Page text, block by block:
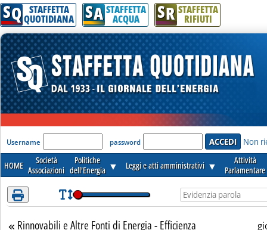
Attenzione! Esegui l'accesso per lèggere interamente la notizia.
SQ STAFFETTA
QUOTIDIANA SA STAFFETTA
ACQUA SR STAFFETTA
RIFIUTI
'Modulo Login per accedere'
Username password Non
HOME
Società
Associazioni
Politiche
dell'Energia ▼ Leggi e atti amministrativi ▼
Attività
Parlamentare
Torna alla sezione
Rinnovabili e Altre Fonti di Energia - Efficienza